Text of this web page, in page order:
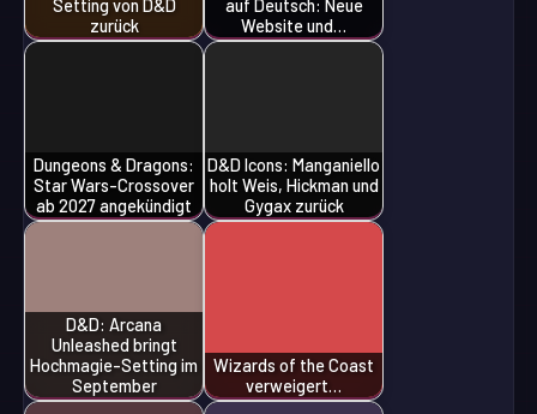
Setting von D&D
zurück
auf Deutsch: Neue
Website und…
Dungeons & Dragons:
Star Wars-Crossover
ab 2027 angekündigt
D&D Icons: Manganiello
holt Weis, Hickman und
Gygax zurück
D&D: Arcana
Unleashed bringt
Hochmagie-Setting im
September
Wizards of the Coast
verweigert…